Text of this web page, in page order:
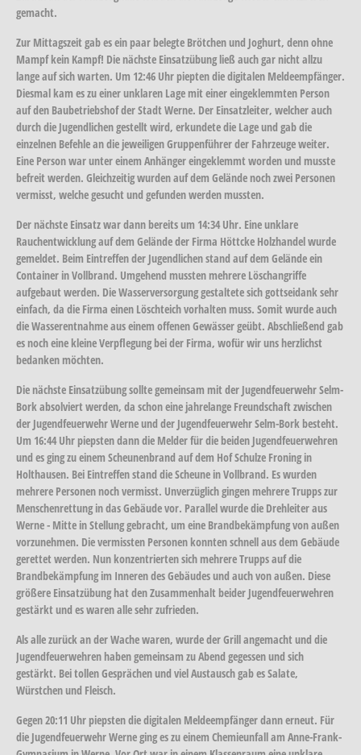
gemacht.
Zur Mittagszeit gab es ein paar belegte Brötchen und Joghurt, denn ohne
Mampf kein Kampf! Die nächste Einsatzübung ließ auch gar nicht allzu
lange auf sich warten. Um 12:46 Uhr piepten die digitalen Meldeempfänger.
Diesmal kam es zu einer unklaren Lage mit einer eingeklemmten Person
auf den Baubetriebshof der Stadt Werne. Der Einsatzleiter, welcher auch
durch die Jugendlichen gestellt wird, erkundete die Lage und gab die
einzelnen Befehle an die jeweiligen Gruppenführer der Fahrzeuge weiter.
Eine Person war unter einem Anhänger eingeklemmt worden und musste
befreit werden. Gleichzeitig wurden auf dem Gelände noch zwei Personen
vermisst, welche gesucht und gefunden werden mussten.
Der nächste Einsatz war dann bereits um 14:34 Uhr. Eine unklare
Rauchentwicklung auf dem Gelände der Firma Höttcke Holzhandel wurde
gemeldet. Beim Eintreffen der Jugendlichen stand auf dem Gelände ein
Container in Vollbrand. Umgehend mussten mehrere Löschangriffe
aufgebaut werden. Die Wasserversorgung gestaltete sich gottseidank sehr
einfach, da die Firma einen Löschteich vorhalten muss. Somit wurde auch
die Wasserentnahme aus einem offenen Gewässer geübt. Abschließend gab
es noch eine kleine Verpflegung bei der Firma, wofür wir uns herzlichst
bedanken möchten.
Die nächste Einsatzübung sollte gemeinsam mit der Jugendfeuerwehr Selm-
Bork absolviert werden, da schon eine jahrelange Freundschaft zwischen
der Jugendfeuerwehr Werne und der Jugendfeuerwehr Selm-Bork besteht.
Um 16:44 Uhr piepsten dann die Melder für die beiden Jugendfeuerwehren
und es ging zu einem Scheunenbrand auf dem Hof Schulze Froning in
Holthausen. Bei Eintreffen stand die Scheune in Vollbrand. Es wurden
mehrere Personen noch vermisst. Unverzüglich gingen mehrere Trupps zur
Menschenrettung in das Gebäude vor. Parallel wurde die Drehleiter aus
Werne - Mitte in Stellung gebracht, um eine Brandbekämpfung von außen
vorzunehmen. Die vermissten Personen konnten schnell aus dem Gebäude
gerettet werden. Nun konzentrierten sich mehrere Trupps auf die
Brandbekämpfung im Inneren des Gebäudes und auch von außen. Diese
größere Einsatzübung hat den Zusammenhalt beider Jugendfeuerwehren
gestärkt und es waren alle sehr zufrieden.
Als alle zurück an der Wache waren, wurde der Grill angemacht und die
Jugendfeuerwehren haben gemeinsam zu Abend gegessen und sich
gestärkt. Bei tollen Gesprächen und viel Austausch gab es Salate,
Würstchen und Fleisch.
Gegen 20:11 Uhr piepsten die digitalen Meldeempfänger dann erneut. Für
die Jugendfeuerwehr Werne ging es zu einem Chemieunfall am Anne-Frank-